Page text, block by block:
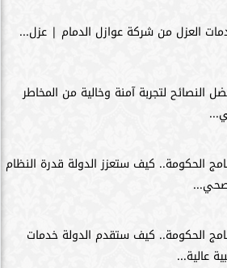
العزل من شركة عوازل الدمام | عزل...
النصائح لتجربة آمنة وخالية من المخاطر
الحكومة.. كيف ستعزز الدولة قدرة النظام
الحكومة.. كيف ستقدم الدولة خدمات
عالية...